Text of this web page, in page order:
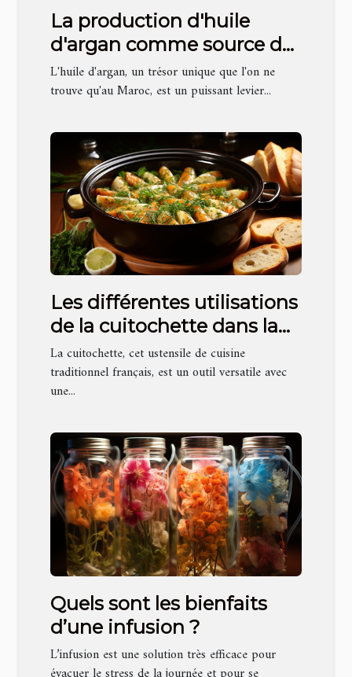
La production d'huile
d'argan comme source de
revenus pour les
communautés rurales
L'huile d'argan, un trésor unique que l'on ne
trouve qu'au Maroc, est un puissant levier...
Les différentes utilisations
de la cuitochette dans la
cuisine traditionnelle
française
La cuitochette, cet ustensile de cuisine
traditionnel français, est un outil versatile avec
une...
Quels sont les bienfaits
d’une infusion ?
L’infusion est une solution très efficace pour